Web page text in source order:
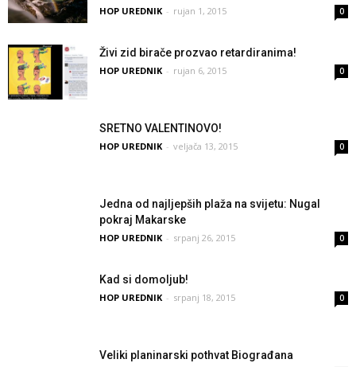
HOP UREDNIK - rujan 1, 2015 0
Živi zid birače prozvao retardiranima!
HOP UREDNIK - rujan 6, 2015 0
SRETNO VALENTINOVO!
HOP UREDNIK - veljača 13, 2015 0
Jedna od najljepših plaža na svijetu: Nugal
pokraj Makarske
HOP UREDNIK - srpanj 26, 2015 0
Kad si domoljub!
HOP UREDNIK - srpanj 18, 2015 0
Veliki planinarski pothvat Biograđana